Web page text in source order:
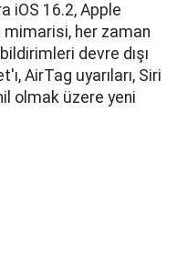
iOS 16.2, Apple
mimarisi, her zaman
devre dışı
AirTag uyarıları, Siri
olmak üzere yeni